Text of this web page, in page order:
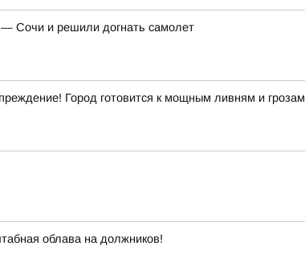
Сочи и решили догнать самолет
Город готовится к мощным ливням и грозам
облава на должников!